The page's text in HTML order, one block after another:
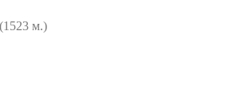
(1523 м.)